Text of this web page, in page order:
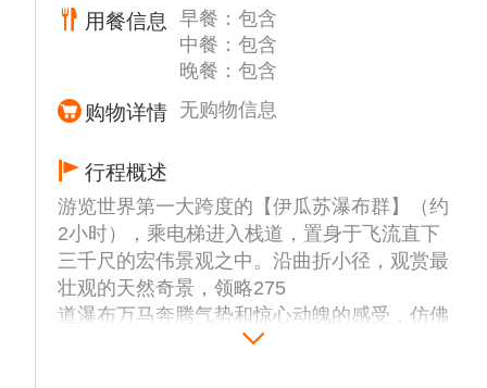
因此患有高血压、心脏病等疾病或年纪大的客
人不建议参加！请客人慎重选择！（此为参考
价格，实际价格以当地确认为准）
2.伊瓜苏直升机俯瞰瀑布全景：约USD180/
人，（此为参考价格，实际价格以当地确认为
（此为推荐或建议性项目，客人应本着“自愿
自费”的原则酌情参加，导游组织自费活动将
不会带有任何强迫因素。部分项目参加人数不
足时，则费用将做相应调整或无法成行。）
用餐信息
早餐：包含
中餐：包含
晚餐：包含
购物详情 无购物信息
行程概述
游览世界第一大跨度的【伊瓜苏瀑布群】（约
2小时），乘电梯进入栈道，置身于飞流直下
三千尺的宏伟景观之中。沿曲折小径，观赏最
壮观的天然奇景，领略275
道瀑布万马奔腾气势和惊心动魄的感受，仿佛